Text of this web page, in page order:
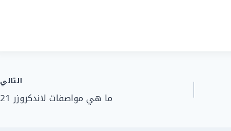
التالي
ما هي مواصفات لاندكروزر 2021